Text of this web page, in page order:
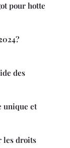
pour hotte
des
unique et
les droits